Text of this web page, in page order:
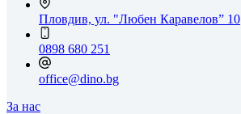
Пловдив, ул. "Любен Каравелов” 10
0898 680 251
office@dino.bg
За нас